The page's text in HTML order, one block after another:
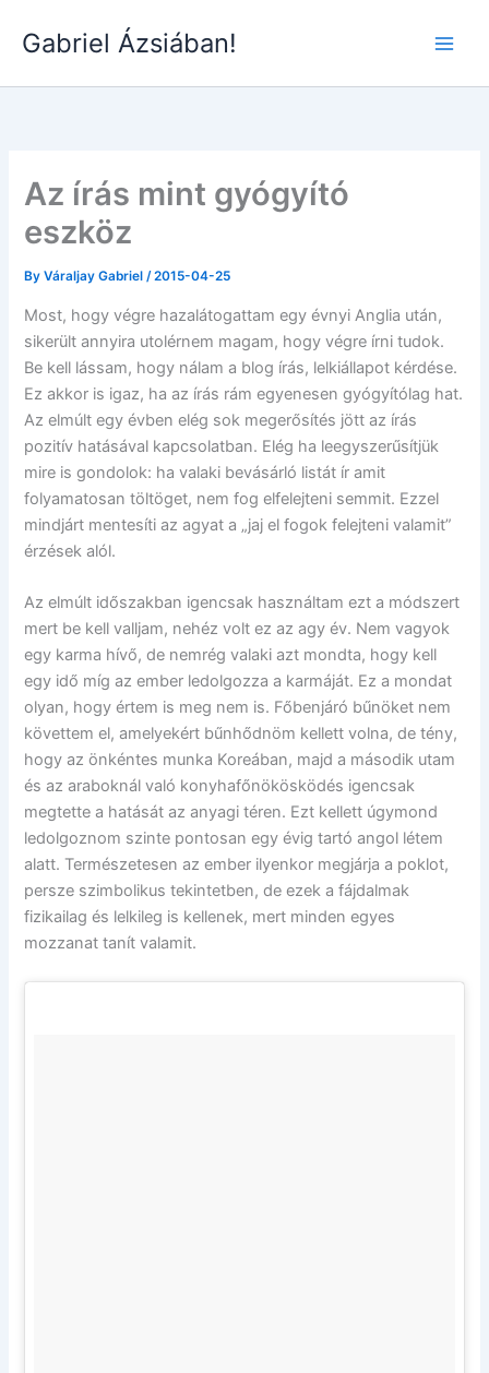
Gabriel Ázsiában!
Az írás mint gyógyító
eszköz
ByVáraljay Gabriel/2015-04-25
Most, hogy végre hazalátogattam egy évnyi Anglia után,
sikerült annyira utolérnem magam, hogy végre írni tudok.
Be kell lássam, hogy nálam a blog írás, lelkiállapot kérdése.
Ez akkor is igaz, ha az írás rám egyenesen gyógyítólag hat.
Az elmúlt egy évben elég sok megerősítés jött az írás
pozitív hatásával kapcsolatban. Elég ha leegyszerűsítjük
mire is gondolok: ha valaki bevásárló listát ír amit
folyamatosan töltöget, nem fog elfelejteni semmit. Ezzel
mindjárt mentesíti az agyat a „jaj el fogok felejteni valamit”
érzések alól.
Az elmúlt időszakban igencsak használtam ezt a módszert
mert be kell valljam, nehéz volt ez az agy év. Nem vagyok
egy karma hívő, de nemrég valaki azt mondta, hogy kell
egy idő míg az ember ledolgozza a karmáját. Ez a mondat
olyan, hogy értem is meg nem is. Főbenjáró bűnöket nem
követtem el, amelyekért bűnhődnöm kellett volna, de tény,
hogy az önkéntes munka Koreában, majd a második utam
és az araboknál való konyhafőnökösködés igencsak
megtette a hatását az anyagi téren. Ezt kellett úgymond
ledolgoznom szinte pontosan egy évig tartó angol létem
alatt. Természetesen az ember ilyenkor megjárja a poklot,
persze szimbolikus tekintetben, de ezek a fájdalmak
fizikailag és lelkileg is kellenek, mert minden egyes
mozzanat tanít valamit.